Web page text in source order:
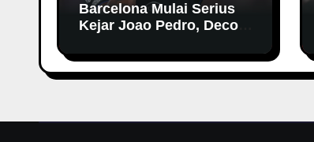
Barcelona Mulai Serius
Kejar Joao Pedro, Deco
Negosiasi